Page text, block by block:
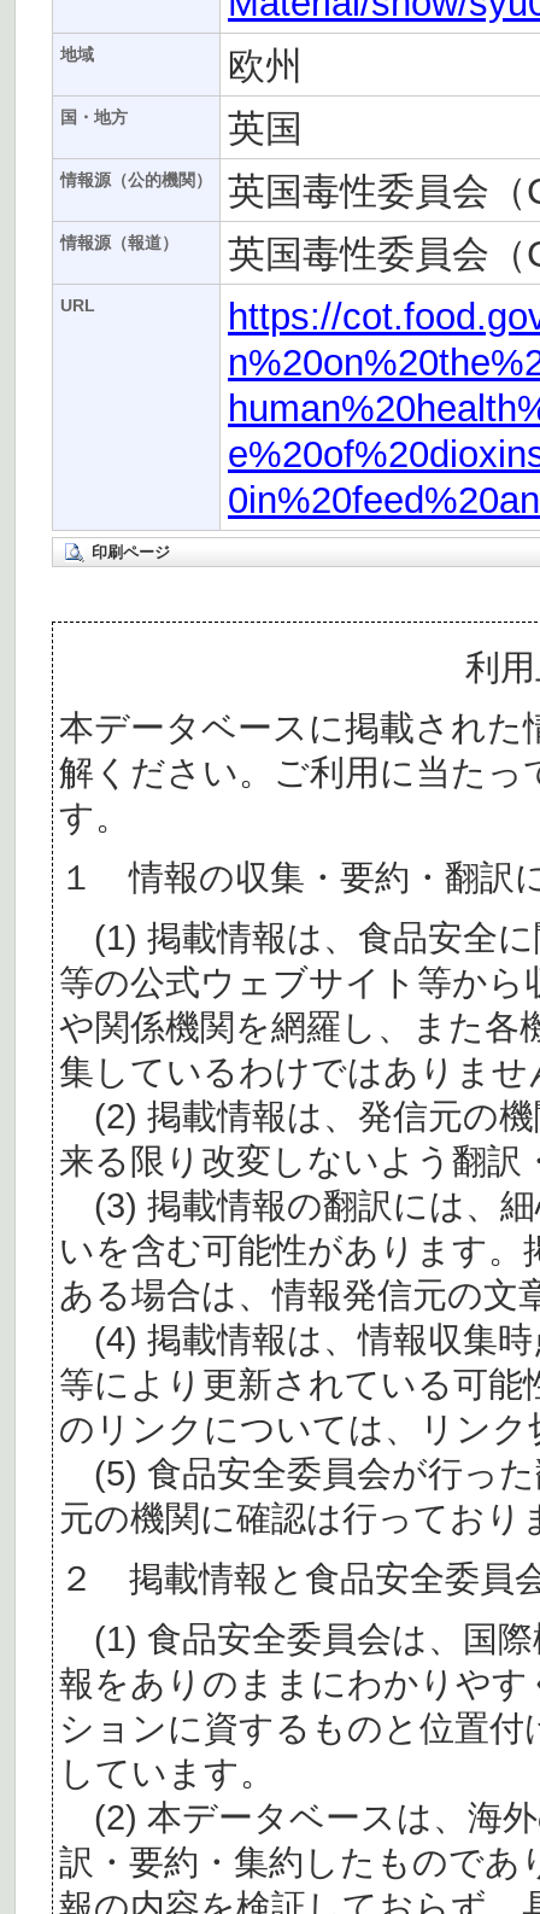
地域 欧州
国・地方 英国
情報源（公的機関） 英国毒性委員会（
情報源（報道） 英国毒性委員会（
URL
https://
印刷ページ
利
本データベースに掲載された
解ください。ご利用に当た
す。
１ 情報の収集・要約・翻訳
(1) 掲載情報は、食品安全
等の公式ウェブサイト等か
や関係機関を網羅し、また各
集しているわけではありませ
(2) 掲載情報は、発信元の
来る限り改変しないよう翻訳
(3) 掲載情報の翻訳には、
いを含む可能性があります。
ある場合は、情報発信元の文
(4) 掲載情報は、情報収集
等により更新されている可
のリンクについては、リン
(5) 食品安全委員会が行っ
元の機関に確認は行っており
２ 掲載情報と食品安全委員
(1) 食品安全委員会は、国
報をありのままにわかりや
ションに資するものと位置
しています。
(2) 本データベースは、海
訳・要約・集約したものであ